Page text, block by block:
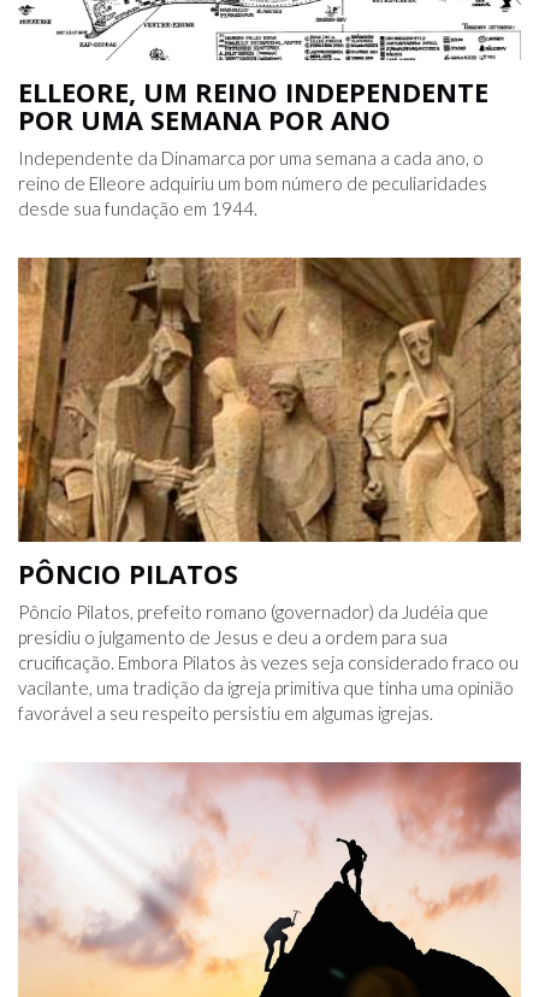
ELLEORE, UM REINO INDEPENDENTE
POR UMA SEMANA POR ANO
Independente da Dinamarca por uma semana a cada ano, o
reino de Elleore adquiriu um bom número de peculiaridades
desde sua fundação em 1944.
PÔNCIO PILATOS
Pôncio Pilatos, prefeito romano (governador) da Judéia que
presidiu o julgamento de Jesus e deu a ordem para sua
crucificação. Embora Pilatos às vezes seja considerado fraco ou
vacilante, uma tradição da igreja primitiva que tinha uma opinião
favorável a seu respeito persistiu em algumas igrejas.